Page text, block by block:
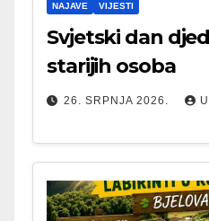
NAJAVE VIJESTI
Svjetski dan
starijih osoba
26. SRPNJA 2026.